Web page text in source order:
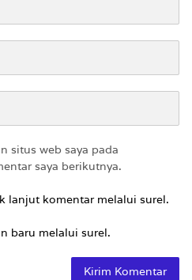
situs web saya pada
saya berikutnya.
lanjut komentar melalui surel.
baru melalui surel.